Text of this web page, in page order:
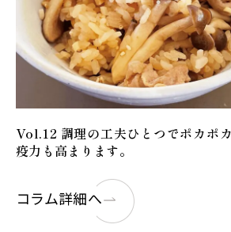
Vol.12 調理の工夫ひとつでポカポ
疫力も高まります。
コラム詳細へ